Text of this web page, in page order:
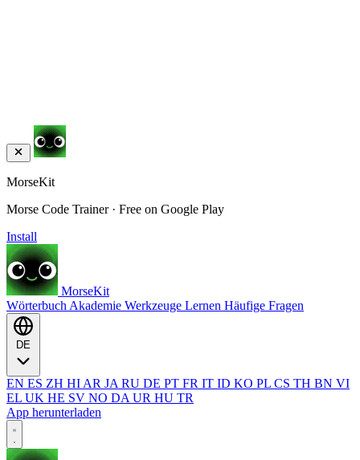
MorseKit
Morse Code Trainer · Free on Google Play
Install
MorseKit
Wörterbuch Akademie Werkzeuge Lernen Häufige Fragen
EN ES ZH HI AR JA RU DE PT FR IT ID KO PL CS TH BN VI
EL UK HE SV NO DA UR HU TR
App herunterladen